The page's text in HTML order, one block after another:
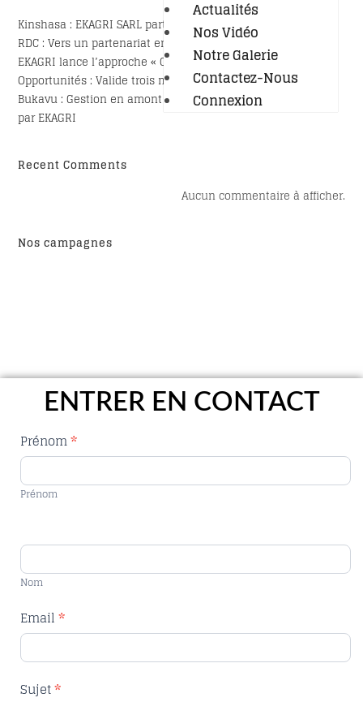
Actualités
Nos Vidéo
Notre Galerie
Contactez-Nous
Connexion
Kinshasa : EKAGRI SARL participe au programme PRO CONGO
RDC : Vers un partenariat entre ATD Quart Monde et EKAGRI
EKAGRI lance l’approche « Champs-Écoles de la Paix »
Opportunités : Valide trois modules et gagne 2000 dollars
Bukavu : Gestion en amont des déchets, la solution portée
par EKAGRI
Recent Comments
Aucun commentaire à afficher.
Nos campagnes
ENTRER EN CONTACT
Contact
Us
Prénom*
Prénom
Nom
Email*
Sujet*